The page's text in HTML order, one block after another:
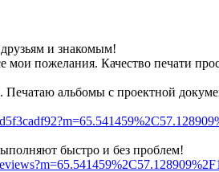
и знакомым!
мои пожелания. Качество печати
Печатаю альбомы с проектной
быстро и без проблем!